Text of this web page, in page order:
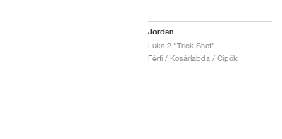
Jordan
Luka 2 "Trick Shot"
Férfi / Kosárlabda / Cipők